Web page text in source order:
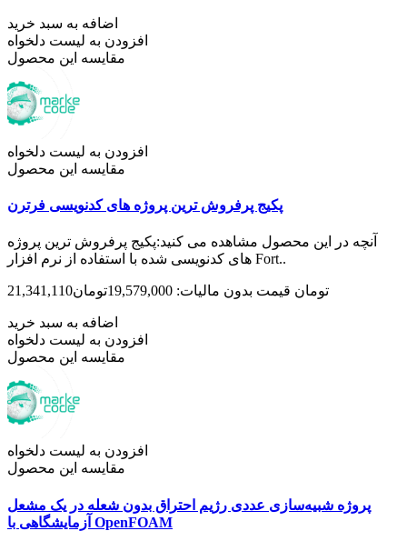
اضافه به سبد خرید
افزودن به لیست دلخواه
مقایسه این محصول
افزودن به لیست دلخواه
مقایسه این محصول
پکیج پرفروش ترین پروژه های کدنویسی فرترن
آنچه در این محصول مشاهده می کنید:پکیج پرفروش ترین پروژه
های کدنویسی شده با استفاده از نرم افزار Fort..
21,341,110تومان قیمت بدون مالیات: 19,579,000تومان
اضافه به سبد خرید
افزودن به لیست دلخواه
مقایسه این محصول
افزودن به لیست دلخواه
مقایسه این محصول
پروژه شبیه‌سازی عددی رژیم احتراق بدون شعله در یک مشعل
آزمایشگاهی با OpenFOAM